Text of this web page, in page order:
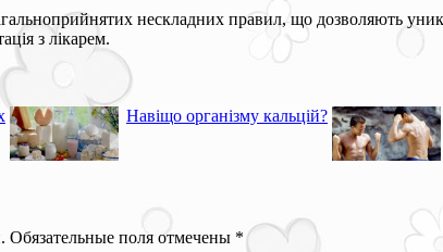
нескладних правил, що дозволяють
з лікарем.
Навіщо організму кальцій?
Обязательные поля отмечены *